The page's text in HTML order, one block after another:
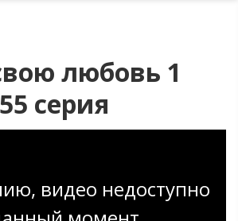
любовь 1
серия
видео недоступно